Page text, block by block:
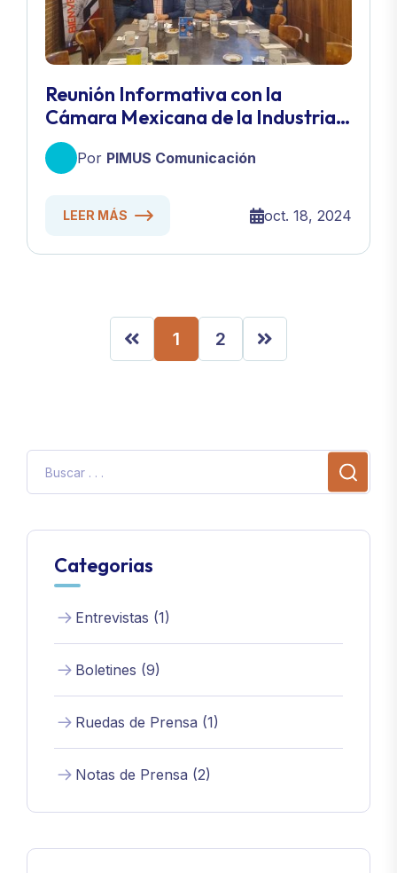
Reunión Informativa con la
Cámara Mexicana de la Industria
de la Construcción (Cmic
Delegacion BC)👷🏻
Por PIMUS Comunicación
LEER MÁS oct. 18, 2024
1 2
Categorias
Entrevistas (1)
Boletines (9)
Ruedas de Prensa (1)
Notas de Prensa (2)